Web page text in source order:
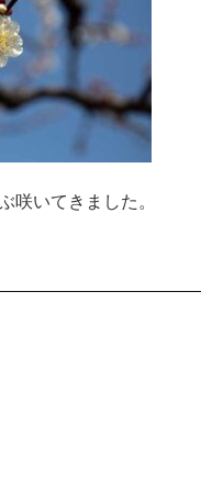
咲いてきました。